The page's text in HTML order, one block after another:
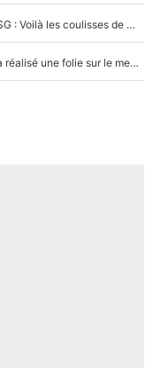
Maghnes Akliouche raconte sa signature au PSG : Voilà les coulisses de son transfert de rêve à 50M€
250M€ pour signer une star : Le PSG avait déjà réalisé une folie sur le mercato bien avant Neymar !